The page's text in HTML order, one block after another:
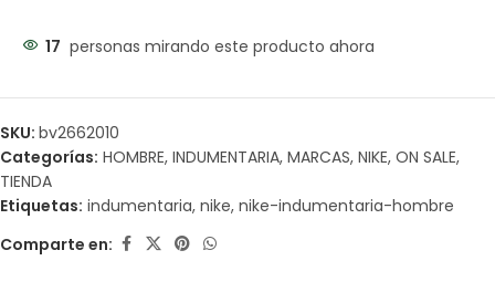
17 personas mirando este producto ahora
SKU: bv2662010
Categorías: HOMBRE, INDUMENTARIA, MARCAS, NIKE, ON SALE,
TIENDA
Etiquetas: indumentaria, nike, nike-indumentaria-hombre
Comparte en: